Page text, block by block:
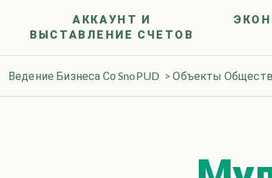
АККАУНТ И
ВЫСТАВЛЕНИЕ СЧЕТОВ
Ведение Бизнеса Со SnoPUD >Объекты